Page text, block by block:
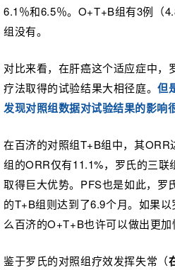
6.1％和6.5％。 O+T+B组有3例（
组没有。
对比来看，在肝癌这个适应症中，
疗法取得的试验结果大相径庭。但
发现对照组数据对试验结果的影响
在百济的对照组T+B组中，其ORR
组的ORR仅有11.1%，罗氏的三联
取得巨大优势。PFS也是如此，罗
的T+B组则达到了6.9个月。 如果以
么百济的O+T+B也许可以做出更加
鉴于罗氏的对照组疗效发挥失常（